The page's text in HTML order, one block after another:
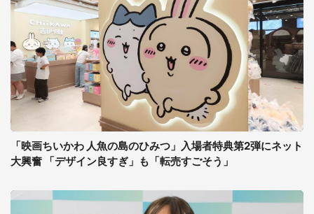
「映画ちいかわ 人魚の島のひみつ」入場者特典第2弾にネット
大興奮 「デザイン良すぎ」も「転売すごそう」